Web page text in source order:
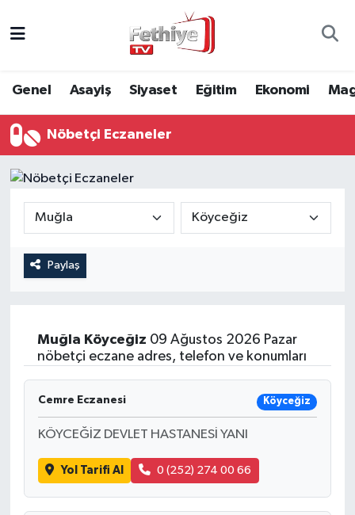
Genel Asayiş Siyaset Eğitim Ekonomi
Nöbetçi Eczaneler
Paylaş
Muğla Köyceğiz 09 Ağustos 2026 Pazar
nöbetçi eczane adres, telefon ve konumları
Cemre Eczanesi Köyceğiz
KÖYCEĞİZ DEVLET HASTANESİ YANI
Yol Tarifi Al 0 (252) 274 00 66
Asayiş
Eğitim
Ekonomi
Kültür
Spor
Turizm
Muğla Hava Durumu
Muğla Namaz Vakitleri
Muğla Trafik Yoğunluk Haritası
Süper Lig Puan Durumu ve Fikstür
Tüm Manşetler
Haber Arşivi